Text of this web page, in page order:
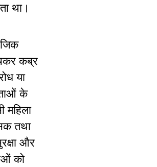
था।
कब्र
या
के
महिला
तथा
और
को